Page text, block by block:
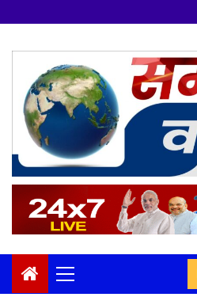
content
Primary
Menu